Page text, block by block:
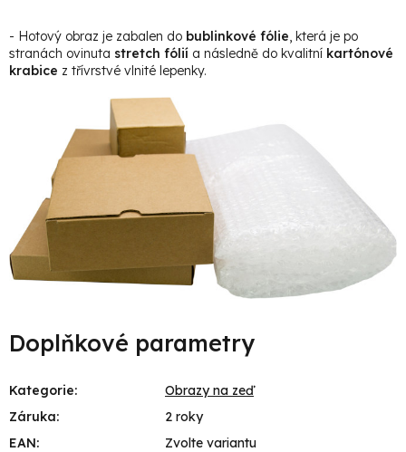
- Hotový obraz je zabalen do bublinkové fólie, která je po
stranách ovinuta stretch fólií a následně do kvalitní kartónové
krabice z třívrstvé vlnité lepenky.
Doplňkové parametry
Kategorie:
Obrazy na zeď
Záruka:
2 roky
EAN:
Zvolte variantu